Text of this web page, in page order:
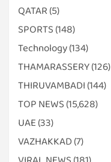
QATAR (5)
SPORTS (148)
Technology(134)
THAMARASSERY(126)
THIRUVAMBADI (144)
TOP NEWS (15,628)
UAE (33)
VAZHAKKAD(7)